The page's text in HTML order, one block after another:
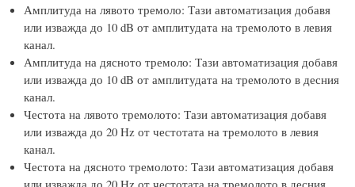
Амплитуда на лявото тремоло: Тази автоматизация добавя
или изважда до 10 dB от амплитудата на тремолото в левия
канал.
Амплитуда на дясното тремоло: Тази автоматизация добавя
или изважда до 10 dB от амплитудата на тремолото в десния
канал.
Честота на лявото тремолото: Тази автоматизация добавя
или изважда до 20 Hz от честотата на тремолото в левия
канал.
Честота на дясното тремолото: Тази автоматизация добавя
или изважда до 20 Hz от честотата на тремолото в десния